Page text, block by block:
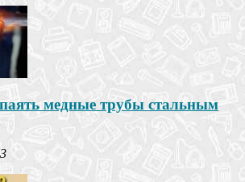
медные трубы стальным